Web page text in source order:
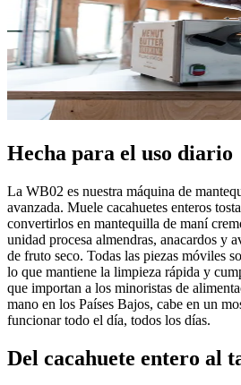
Hecha para el uso diario
La WB02 es nuestra máquina de
avanzada. Muele cacahuetes enteros
convertirlos en mantequilla de maní
unidad procesa almendras, anacardos y
de fruto seco. Todas las piezas móviles
lo que mantiene la limpieza rápida y
que importan a los minoristas de
mano en los Países Bajos, cabe en un
funcionar todo el día, todos los días.
Del cacahuete entero al